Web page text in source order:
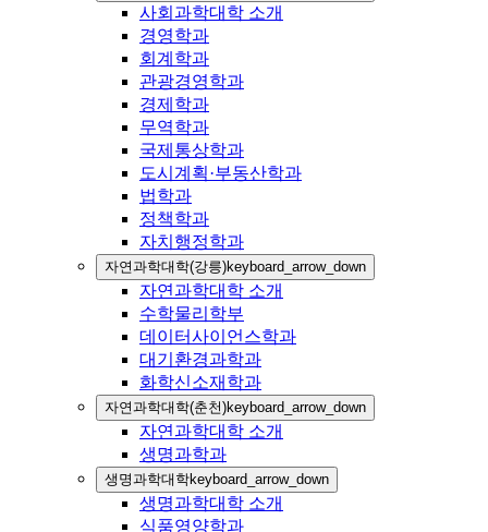
사회과학대학 소개
경영학과
회계학과
관광경영학과
경제학과
무역학과
국제통상학과
도시계획·부동산학과
법학과
정책학과
자치행정학과
자연과학대학(강릉)keyboard_arrow_down
자연과학대학 소개
수학물리학부
데이터사이언스학과
대기환경과학과
화학신소재학과
자연과학대학(춘천)keyboard_arrow_down
자연과학대학 소개
생명과학과
생명과학대학keyboard_arrow_down
생명과학대학 소개
식품영양학과